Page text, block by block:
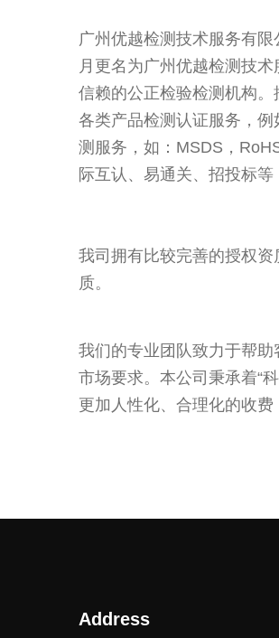
广州优越检测技术服务有
月更名为广州优越检测技
信赖的公正检验检测机构
各类产品检测认证服务，
测服务，如：MSDS，
际互认、易通关、招投标
我司拥有比较完善的授权
质。
我们的专业团队致力于帮
市场要求。本公司秉承着“
更加人性化、合理化的收费
Address